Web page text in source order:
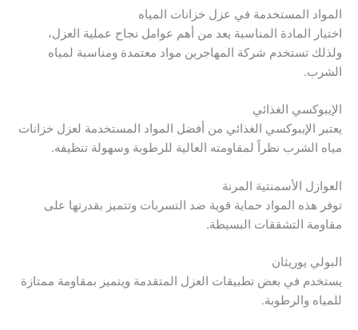
المواد المستخدمة في عزل خزانات المياه
اختيار المادة المناسبة يعد من أهم عوامل نجاح عملية العزل،
ولذلك تستخدم شركة المهاجرين مواد معتمدة ومناسبة لمياه
الشرب.
الإيبوكسي الغذائي
يعتبر الإيبوكسي الغذائي من أفضل المواد المستخدمة لعزل خزانات
مياه الشرب نظراً لمقاومته العالية للرطوبة وسهولة تنظيفه.
العوازل الأسمنتية المرنة
توفر هذه المواد حماية قوية ضد التسربات وتتميز بقدرتها على
مقاومة التشققات البسيطة.
البولي يوريثان
يستخدم في بعض تطبيقات العزل المتقدمة ويتميز بمقاومة ممتازة
للمياه والرطوبة.